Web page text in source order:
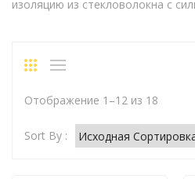
изоляцию из стекловолокна с
Отображение 1–12 из 18
Sort By :